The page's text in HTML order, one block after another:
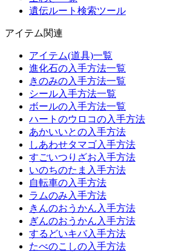
遺伝ルート検索ツール
アイテム関連
アイテム(道具)一覧
進化石の入手方法一覧
きのみの入手方法一覧
シール入手方法一覧
ボールの入手方法一覧
ハートのウロコの入手方法
あかいいとの入手方法
しあわせタマゴ入手方法
すごいつりざお入手方法
いのちのたま入手方法
自転車の入手方法
ラムのみ入手方法
きんのおうかん入手方法
ぎんのおうかん入手方法
するどいキバ入手方法
たべのこしの入手方法